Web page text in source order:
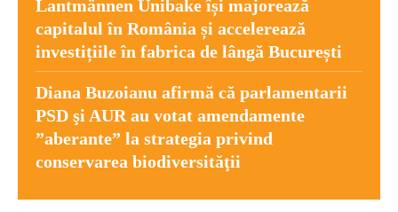
Lantmännen Unibake își majorează
capitalul în România și accelerează
investițiile în fabrica de lângă București
Diana Buzoianu afirmă că parlamentarii
PSD şi AUR au votat amendamente
”aberante” la strategia privind
conservarea biodiversităţii